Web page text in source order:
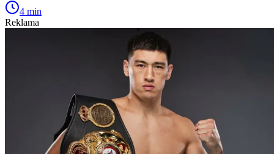
4 min
Reklama